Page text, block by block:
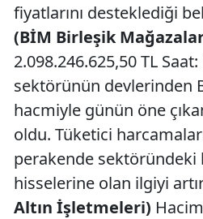
fiyatlarını desteklediği
(BİM Birleşik
2.098.246.625,50 TL
sektörünün devlerinden
hacmiyle günün öne
oldu. Tüketici
perakende
hisselerine olan ilgiyi
Altın İşletmeleri)